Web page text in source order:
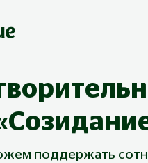
поддержать